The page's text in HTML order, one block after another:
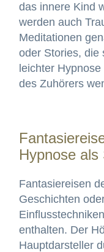
das innere Kind
werden auch
Meditationen
oder Stories, die
leichter
des Zuhörers
Hypnose als
Fantasiereisen
Geschichten
enthalten. Der
Hauptdarsteller